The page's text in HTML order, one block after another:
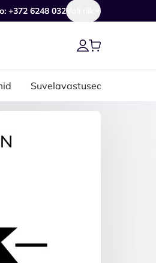
+372 6248 032Vali riik
Suvelavastused